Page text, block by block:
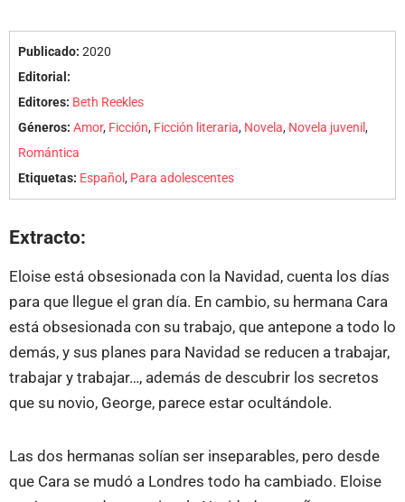
Publicado: 2020
Editorial:
Editores: Beth Reekles
Géneros: Amor, Ficción, Ficción literaria, Novela, Novela juvenil,
Romántica
Etiquetas: Español, Para adolescentes
Extracto:
Eloise está obsesionada con la Navidad, cuenta los días
para que llegue el gran día. En cambio, su hermana Cara
está obsesionada con su trabajo, que antepone a todo lo
demás, y sus planes para Navidad se reducen a trabajar,
trabajar y trabajar…, además de descubrir los secretos
que su novio, George, parece estar ocultándole.
Las dos hermanas solían ser inseparables, pero desde
que Cara se mudó a Londres todo ha cambiado. Eloise